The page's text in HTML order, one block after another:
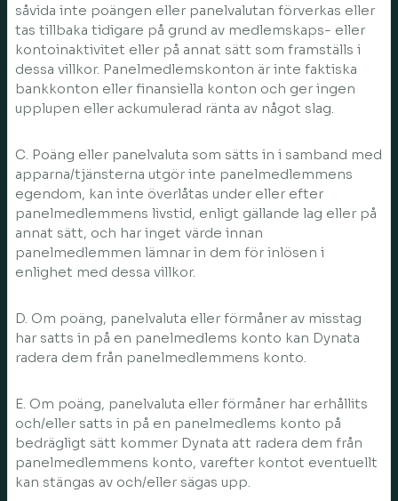
såvida inte poängen eller panelvalutan förverkas eller
tas tillbaka tidigare på grund av medlemskaps- eller
kontoinaktivitet eller på annat sätt som framställs i
dessa villkor. Panelmedlemskonton är inte faktiska
bankkonton eller finansiella konton och ger ingen
upplupen eller ackumulerad ränta av något slag.
C. Poäng eller panelvaluta som sätts in i samband med
apparna/tjänsterna utgör inte panelmedlemmens
egendom, kan inte överlåtas under eller efter
panelmedlemmens livstid, enligt gällande lag eller på
annat sätt, och har inget värde innan
panelmedlemmen lämnar in dem för inlösen i
enlighet med dessa villkor.
D. Om poäng, panelvaluta eller förmåner av misstag
har satts in på en panelmedlems konto kan Dynata
radera dem från panelmedlemmens konto.
E. Om poäng, panelvaluta eller förmåner har erhållits
och/eller satts in på en panelmedlems konto på
bedrägligt sätt kommer Dynata att radera dem från
panelmedlemmens konto, varefter kontot eventuellt
kan stängas av och/eller sägas upp.